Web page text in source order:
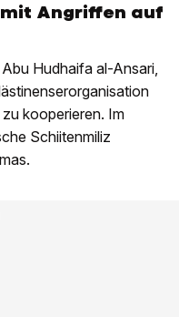
Angriffen auf
Hudhaifa al-Ansari,
kooperieren. Im
Schiitenmiliz